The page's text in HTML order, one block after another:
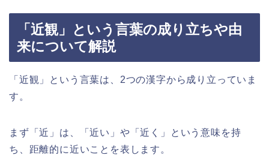
「近観」という言葉の成り立ちや由
来について解説
「近観」という言葉は、2つの漢字から成り立っていま
す。
まず「近」は、「近い」や「近く」という意味を持
ち、距離的に近いことを表します。